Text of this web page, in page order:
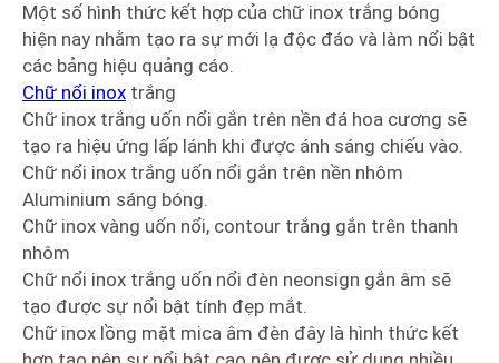
Một số hình thức kết hợp của chữ inox trắng bóng
hiện nay nhằm tạo ra sự mới lạ độc đáo và làm nổi bật
các bảng hiệu quảng cáo.
Chữ nổi inox trắng
Chữ inox trắng uốn nổi gắn trên nền đá hoa cương sẽ
tạo ra hiệu ứng lấp lánh khi được ánh sáng chiếu vào.
Chữ nổi inox trắng uốn nổi gắn trên nền nhôm
Aluminium sáng bóng.
Chữ inox vàng uốn nổi, contour trắng gắn trên thanh
nhôm
Chữ nổi inox trắng uốn nổi đèn neonsign gắn âm sẽ
tạo được sự nổi bật tính đẹp mắt.
Chữ inox lồng mặt mica âm đèn đây là hình thức kết